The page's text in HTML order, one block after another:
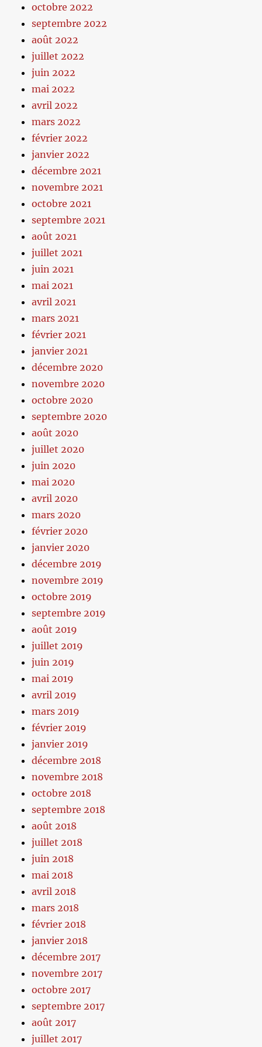
octobre 2022
septembre 2022
août 2022
juillet 2022
juin 2022
mai 2022
avril 2022
mars 2022
février 2022
janvier 2022
décembre 2021
novembre 2021
octobre 2021
septembre 2021
août 2021
juillet 2021
juin 2021
mai 2021
avril 2021
mars 2021
février 2021
janvier 2021
décembre 2020
novembre 2020
octobre 2020
septembre 2020
août 2020
juillet 2020
juin 2020
mai 2020
avril 2020
mars 2020
février 2020
janvier 2020
décembre 2019
novembre 2019
octobre 2019
septembre 2019
août 2019
juillet 2019
juin 2019
mai 2019
avril 2019
mars 2019
février 2019
janvier 2019
décembre 2018
novembre 2018
octobre 2018
septembre 2018
août 2018
juillet 2018
juin 2018
mai 2018
avril 2018
mars 2018
février 2018
janvier 2018
décembre 2017
novembre 2017
octobre 2017
septembre 2017
août 2017
juillet 2017